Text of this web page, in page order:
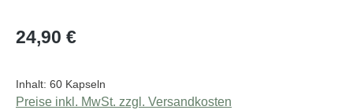
Regulärer Preis:
24,90 €
Inhalt: 60 Kapseln
Preise inkl. MwSt. zzgl. Versandkosten